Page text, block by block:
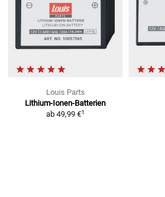
Louis Parts
Lithium-Ionen-Batterien
ab 49,99 €1